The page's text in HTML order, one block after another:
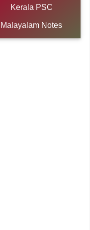
Kerala PSC
Malayalam Notes